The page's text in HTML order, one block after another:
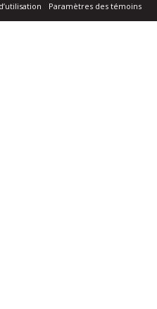
Paramètres des témoins